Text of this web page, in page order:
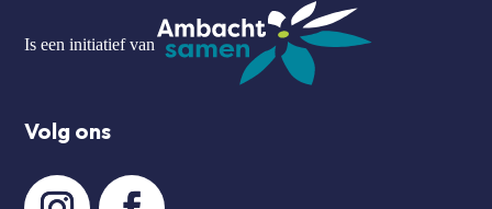
Is een initiatief van
Volg ons